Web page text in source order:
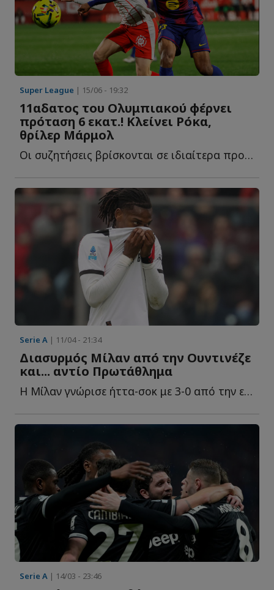
Super League | 15/06 - 19:32
11αδατος του Ολυμπιακού φέρνει
πρόταση 6 εκατ.! Κλείνει Ρόκα,
θρίλερ Μάρμολ
Οι συζητήσεις βρίσκονται σε ιδιαίτερα προχωρημένο σ...
Serie A | 11/04 - 21:34
Διασυρμός Μίλαν από την Ουντινέζε
και... αντίο Πρωτάθλημα
Η Μίλαν γνώρισε ήττα-σοκ με 3-0 από την εκπληκτική Ουντινέζε σ...
Serie A | 14/03 - 23:46